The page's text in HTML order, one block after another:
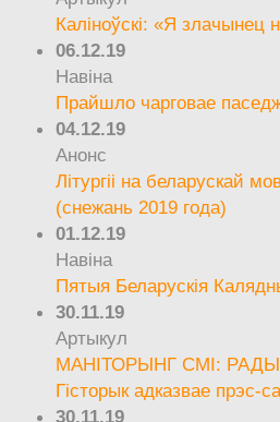
Каліноўскі: «Я злачынец
06.12.19
Навіна
Прайшло чарговае
04.12.19
Анонс
Літургіі на беларускай
(снежань 2019 года)
01.12.19
Навіна
Пятыя Беларускія
30.11.19
Артыкул
МАНІТОРЫНГ СМІ:
Гісторык адказвае прэс-
30.11.19